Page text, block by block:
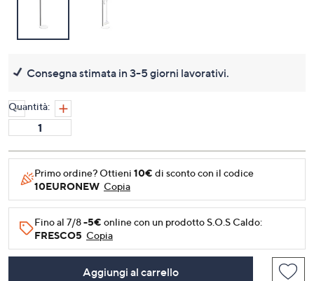
Consegna stimata in 3-5 giorni lavorativi.
Quantità:
Primo ordine? Ottieni 10€ di sconto con il codice
10EURONEW Copia
Fino al 7/8-5€ online con un prodotto S.O.S Caldo:
FRESCO5 Copia
Aggiungi al carrello